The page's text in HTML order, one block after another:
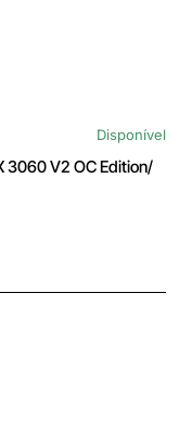
Disponível
3060 V2 OC Edition/